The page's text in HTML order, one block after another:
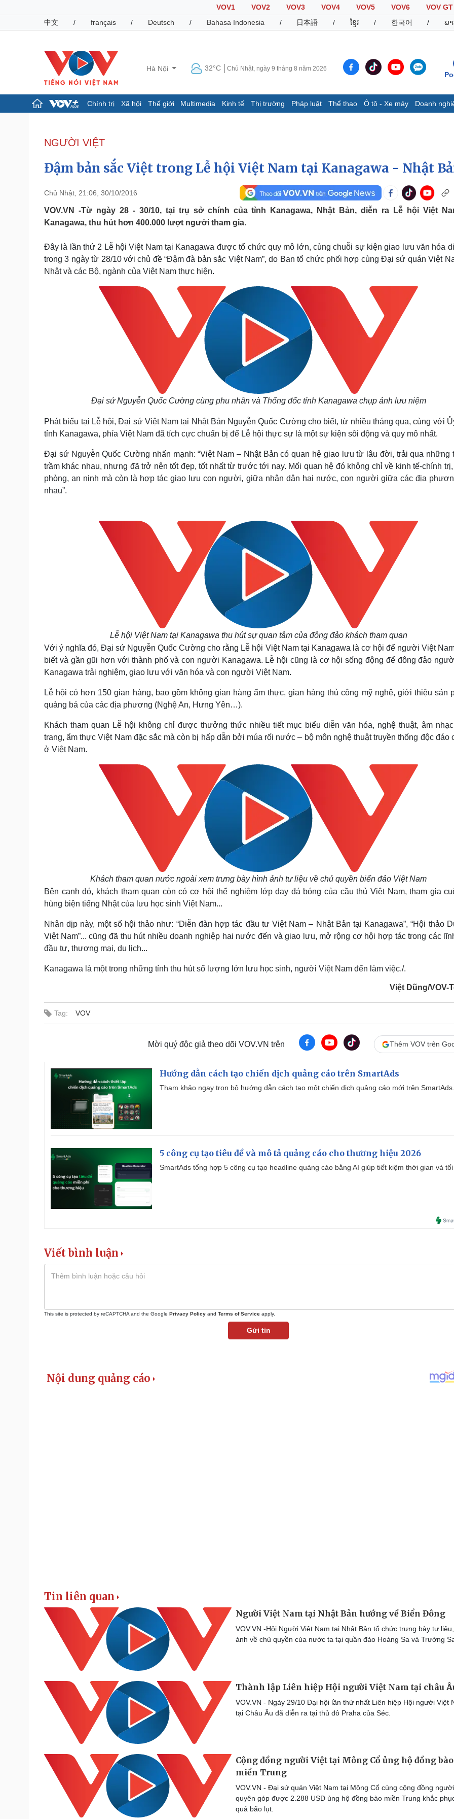
VOV1 VOV2 VOV3 VOV4 VOV5 VOV6
VOV GT
中文
/ français / Deutsch / Bahasa Indonesia / 日本語 / ខ្មែរ / 한국어 / ພ
Hà Nội 32°C Chủ Nhật, ngày 9 tháng 8 năm 2026
Chính trị Xã hội Thế giới Multimedia Kinh tế Thị trường Pháp luật Thể thao Ô tô - Xe máy Doanh
Đảng
Tổ chức nhân sự
Nhận diện sự thật
Dấu ấn VOV
Infographic
Pháp luật
Vụ án
Tư vấn luật
Quân sự - Quốc phòng
Vũ khí
Phân tích
Thể thao
Thế giới thể thao
eSports
Hậu trường
Ô tô - Xe máy
Tư vấn
Dinh dưỡng - món ngon
Nhà đẹp
Blog
Tình yêu - Gia đình
Sân khấu - Điện ảnh
Âm nhạc
Di sản
Nghệ sĩ
Thời trang
Sao Việt
NGƯỜI VIỆT
Đậm bản sắc Việt trong Lễ hội Việt Nam tại Kanagawa - Nhật
Chủ Nhật, 21:06, 30/10/2016
VOV.VN -Từ ngày 28 - 30/10, tại trụ sở chính của tỉnh Kanagawa, Nhật Bản, diễn ra Lễ hội Việt
Kanagawa, thu hút hơn 400.000 lượt người tham gia.
Đây là lần thứ 2 Lễ hội Việt Nam tại Kanagawa được tổ chức quy mô lớn, cùng chuỗi sự kiện giao lưu văn hóa
trong 3 ngày từ 28/10 với chủ đề “Đậm đà bản sắc Việt Nam”, do Ban tổ chức phối hợp cùng Đại sứ quán Việt
Nhật và các Bộ, ngành của Việt Nam thực hiện.
Đại sứ Nguyễn Quốc Cường cùng phu nhân và Thống đốc tỉnh Kanagawa chụp ảnh lưu niệm
Phát biểu tại Lễ hội, Đại sứ Việt Nam tại Nhật Bản Nguyễn Quốc Cường cho biết, từ nhiều tháng qua, cùng với
tỉnh Kanagawa, phía Việt Nam đã tích cực chuẩn bị để Lễ hội thực sự là một sự kiện sôi động và quy mô nhất.
Đại sứ Nguyễn Quốc Cường nhấn mạnh: “Việt Nam – Nhật Bản có quan hệ giao lưu từ lâu đời, trải qua những
trầm khác nhau, nhưng đã trở nên tốt đẹp, tốt nhất từ trước tới nay. Mối quan hệ đó không chỉ về kinh tế-chính
phòng, an ninh mà còn là hợp tác giao lưu con người, giữa nhân dân hai nước, con người giữa các địa
nhau”.
Lễ hội Việt Nam tại Kanagawa thu hút sự quan tâm của đông đảo khách tham quan
Với ý nghĩa đó, Đại sứ Nguyễn Quốc Cường cho rằng Lễ hội Việt Nam tại Kanagawa là cơ hội để người Việt
biết và gần gũi hơn với thành phố và con người Kanagawa. Lễ hội cũng là cơ hội sống động để đông đảo
Kanagawa trải nghiệm, giao lưu với văn hóa và con người Việt Nam.
Lễ hội có hơn 150 gian hàng, bao gồm không gian hàng ẩm thực, gian hàng thủ công mỹ nghệ, giới thiệu sản
quảng bá của các địa phương (Nghệ An, Hưng Yên…).
Khách tham quan Lễ hội không chỉ được thưởng thức nhiều tiết mục biểu diễn văn hóa, nghệ thuật, âm
trang, ẩm thực Việt Nam đặc sắc mà còn bị hấp dẫn bởi múa rối nước – bộ môn nghệ thuật truyền thống độc đáo
ở Việt Nam.
Khách tham quan nước ngoài xem trưng bày hình ảnh tư liệu về chủ quyền biển đảo Việt Nam
Bên cạnh đó, khách tham quan còn có cơ hội thể nghiệm lớp dạy đá bóng của cầu thủ Việt Nam, tham gia
hùng biện tiếng Nhật của lưu học sinh Việt Nam...
Nhân dịp này, một số hội thảo như: “Diễn đàn hợp tác đầu tư Việt Nam – Nhật Bản tại Kanagawa”, “Hội thảo
Việt Nam”... cũng đã thu hút nhiều doanh nghiệp hai nước đến và giao lưu, mở rộng cơ hội hợp tác trong các
đầu tư, thương mại, du lịch...
Kanagawa là một trong những tỉnh thu hút số lượng lớn lưu học sinh, người Việt Nam đến làm việc./.
Việt Dũng/VOV-
Tag: VOV
Mời quý độc giả theo dõi VOV.VN trên Thêm VOV trên
Hướng dẫn cách tạo chiến dịch quảng cáo trên SmartAds
Tham khảo ngay trọn bộ hướng dẫn cách tạo một chiến dịch quảng cáo mới trên SmartAds.
5 công cụ tạo tiêu đề và mô tả quảng cáo cho thương hiệu 2026
SmartAds tổng hợp 5 công cụ tạo headline quảng cáo bằng AI giúp tiết kiệm thời gian và
Viết bình luận
This site is protected by reCAPTCHA and the Google Privacy Policy and Terms of Service apply.
Gửi tin
Tin liên quan
Người Việt Nam tại Nhật Bản hướng về Biển Đông
VOV.VN -Hội Người Việt Nam tại Nhật Bản tổ chức trưng bày tư
ảnh về chủ quyền của nước ta tại quần đảo Hoàng Sa và Trường
Thành lập Liên hiệp Hội người Việt Nam tại châu
VOV.VN - Ngày 29/10 Đại hội lần thứ nhất Liên hiệp Hội người Việt
tại Châu Âu đã diễn ra tại thủ đô Praha của Séc.
Cộng đồng người Việt tại Mông Cổ ủng hộ đồng bào
miền Trung
VOV.VN - Đại sứ quán Việt Nam tại Mông Cổ cùng cộng đồng
quyên góp được 2.288 USD ủng hộ đồng bào miền Trung khắc
quả bão lụt.